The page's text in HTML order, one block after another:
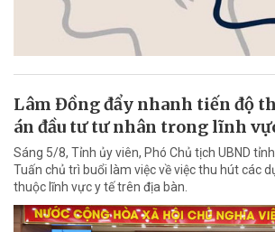
Lâm Đồng đẩy nhanh tiến độ
án đầu tư tư nhân trong lĩnh
Sáng 5/8, Tỉnh ủy viên, Phó Chủ tịch UBND
Tuấn chủ trì buổi làm việc về việc thu hút các
thuộc lĩnh vực y tế trên địa bàn.